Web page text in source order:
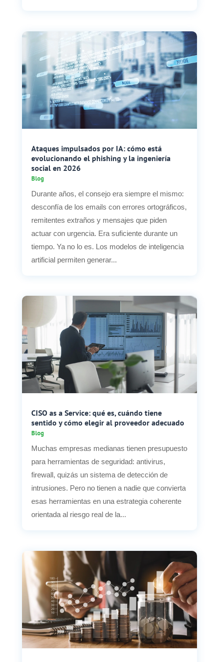
Ataques impulsados por IA: cómo está
evolucionando el phishing y la ingeniería
social en 2026
Blog
Durante años, el consejo era siempre el mismo:
desconfía de los emails con errores ortográficos,
remitentes extraños y mensajes que piden
actuar con urgencia. Era suficiente durante un
tiempo. Ya no lo es. Los modelos de inteligencia
artificial permiten generar...
CISO as a Service: qué es, cuándo tiene
sentido y cómo elegir al proveedor adecuado
Blog
Muchas empresas medianas tienen presupuesto
para herramientas de seguridad: antivirus,
firewall, quizás un sistema de detección de
intrusiones. Pero no tienen a nadie que convierta
esas herramientas en una estrategia coherente
orientada al riesgo real de la...